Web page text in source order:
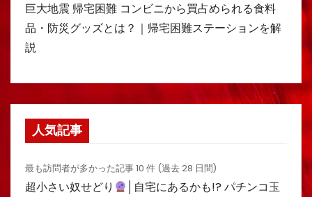
巨大地震 帰宅困難 コンビニから買占められる食料
品・防災グッズとは？｜帰宅困難ステーションを解
説
人気記事
最も訪問者が多かった記事 10 件 (過去 28 日間)
超小さい奴せどり
│自宅にあるかも!? パチンコ玉